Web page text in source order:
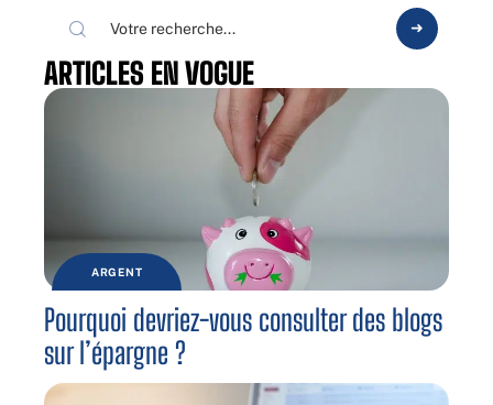
ARTICLES EN VOGUE
ARGENT
Pourquoi devriez-vous consulter des blogs
sur l’épargne ?